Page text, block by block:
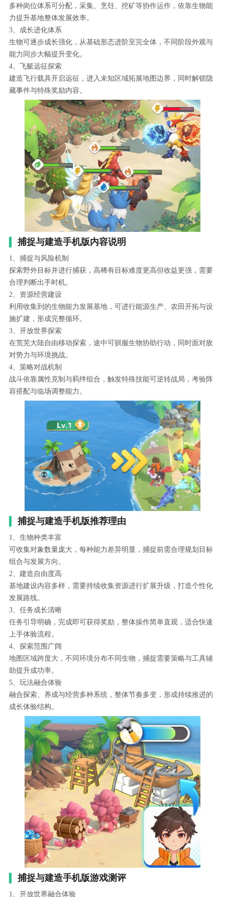
多种岗位体系可分配，采集、烹饪、挖矿等协作运作，依靠生物能
力提升基地整体发展效率。
3、成长进化体系
生物可逐步成长强化，从基础形态进阶至完全体，不同阶段外观与
能力同步大幅提升变化。
4、飞艇远征探索
建造飞行载具开启远征，进入未知区域拓展地图边界，同时解锁隐
藏事件与特殊奖励内容。
捕捉与建造手机版内容说明
1、捕捉与风险机制
探索野外目标并进行捕获，高稀有目标难度更高但收益更强，需要
合理判断出手时机。
2、资源经营建设
利用收集到的生物能力发展基地，可进行能源生产、农田开拓与设
施扩建，形成完整循环。
3、开放世界探索
在荒芜大陆自由移动探索，途中可驯服生物协助行动，同时面对敌
对势力与环境挑战。
4、策略对战机制
战斗依靠属性克制与羁绊组合，触发特殊技能可逆转战局，考验阵
容搭配与临场调整能力。
捕捉与建造手机版推荐理由
1、生物种类丰富
可收集对象数量庞大，每种能力差异明显，捕捉前需合理规划目标
组合与发展方向。
2、建造自由度高
基地建设内容多样，需要持续收集资源进行扩展升级，打造个性化
发展路线。
3、任务成长清晰
任务引导明确，完成即可获得奖励，整体操作简单直观，适合快速
上手体验流程。
4、探索范围广阔
地图区域跨度大，不同环境分布不同生物，捕捉需要策略与工具辅
助提升成功率。
5、玩法融合体验
融合探索、养成与经营多种系统，整体节奏多变，形成持续推进的
成长体验结构。
捕捉与建造手机版游戏测评
1、开放世界融合体验